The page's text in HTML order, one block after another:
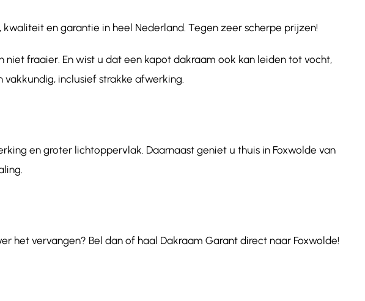
en garantie in heel Nederland. Tegen zeer scherpe prijzen!
fraaier. En wist u dat een kapot dakraam ook kan leiden tot vocht,
inclusief strakke afwerking.
en groter lichtoppervlak. Daarnaast geniet u thuis in Foxwolde van
het vervangen? Bel dan of haal Dakraam Garant direct naar Foxwolde!